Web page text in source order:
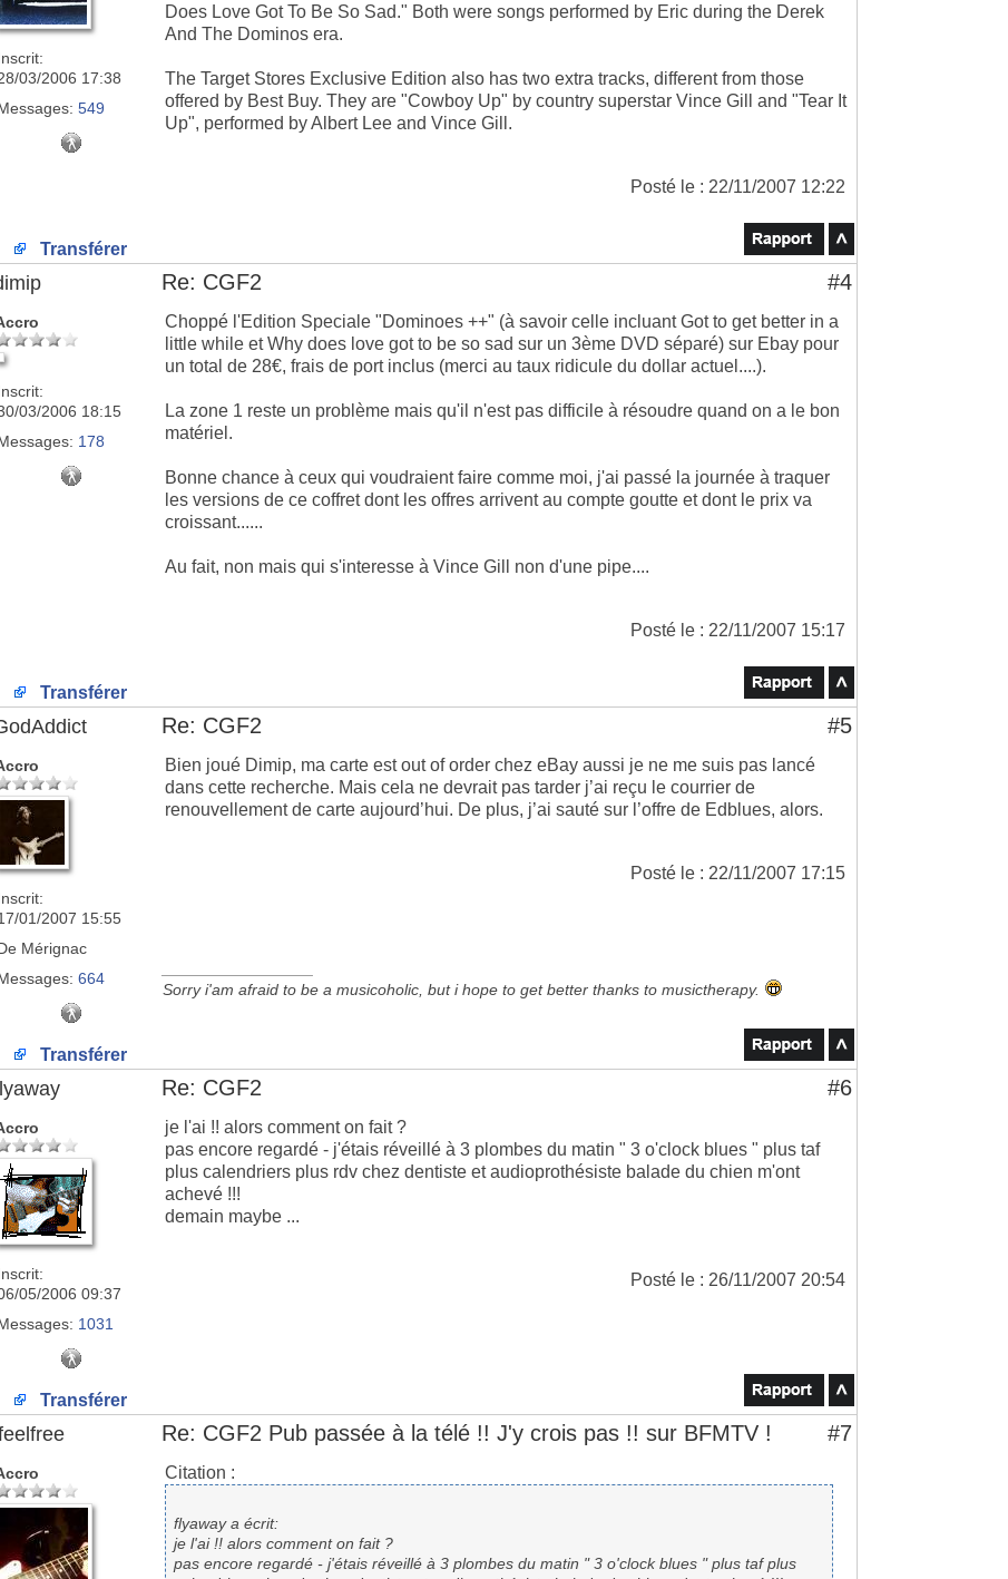
03/2006 17:38
549
Does Love Got To Be So Sad." Both were songs performed by Eric during the Derek
And The Dominos era.
The Target Stores Exclusive Edition also has two extra tracks, different from those
offered by Best Buy. They are "Cowboy Up" by country superstar Vince Gill and "Tear It
Up", performed by Albert Lee and Vince Gill.
Posté le : 22/11/2007 12:22
Transférer
Re: CGF2 #4
03/2006 18:15
178
Choppé l'Edition Speciale "Dominoes ++" (à savoir celle incluant Got to get better in a
little while et Why does love got to be so sad sur un 3ème DVD séparé) sur Ebay pour
un total de 28€, frais de port inclus (merci au taux ridicule du dollar actuel....).
La zone 1 reste un problème mais qu'il n'est pas difficile à résoudre quand on a le bon
matériel.
Bonne chance à ceux qui voudraient faire comme moi, j'ai passé la journée à traquer
les versions de ce coffret dont les offres arrivent au compte goutte et dont le prix va
croissant......
Au fait, non mais qui s'interesse à Vince Gill non d'une pipe....
Posté le : 22/11/2007 15:17
Transférer
Re: CGF2 #5
01/2007 15:55
Mérignac
664
Bien joué Dimip, ma carte est out of order chez eBay aussi je ne me suis pas lancé
dans cette recherche. Mais cela ne devrait pas tarder j’ai reçu le courrier de
renouvellement de carte aujourd’hui. De plus, j’ai sauté sur l’offre de Edblues, alors.
Posté le : 22/11/2007 17:15
Sorry i'am afraid to be a musicoholic, but i hope to get better thanks to musictherapy.
Transférer
Re: CGF2 #6
05/2006 09:37
1031
je l'ai !! alors comment on fait ?
pas encore regardé - j'étais réveillé à 3 plombes du matin " 3 o'clock blues " plus taf
plus calendriers plus rdv chez dentiste et audioprothésiste balade du chien m'ont
achevé !!!
demain maybe ...
Posté le : 26/11/2007 20:54
Transférer
Re: CGF2 Pub passée à la télé !! J'y crois pas !! sur BFMTV ! #7
Citation :
flyaway a écrit:
je l'ai !! alors comment on fait ?
pas encore regardé - j'étais réveillé à 3 plombes du matin " 3 o'clock blues " plus taf plus